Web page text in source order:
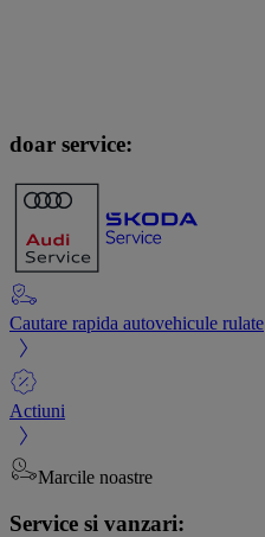
doar service:
Cautare rapida autovehicule rulate
Actiuni
Marcile noastre
Service si vanzari: